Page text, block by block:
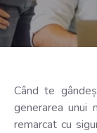
Când te
generarea unui
remarcat cu